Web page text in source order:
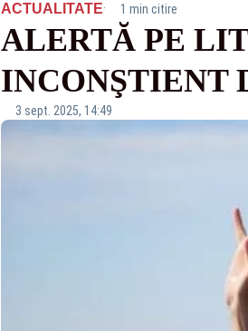
ACTUALITATE· 1 min citire
ALERTĂ PE
INCONŞTIENT
3 sept. 2025, 14:49